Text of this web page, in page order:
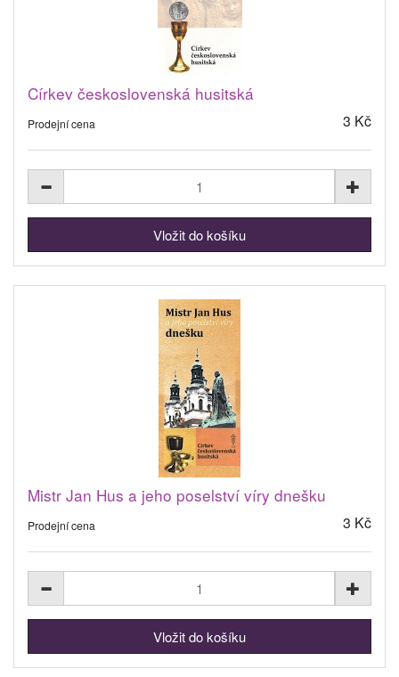
Církev československá husitská
Prodejní cena 3 Kč
Mistr Jan Hus a jeho poselství víry dnešku
Prodejní cena 3 Kč